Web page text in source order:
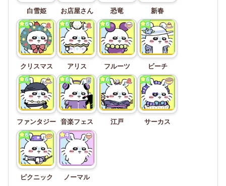
白雪姫 お店屋さん 恐竜 新春
クリスマス アリス フルーツ ビーチ
ファンタジー 音楽フェス 江戸 サーカス
ピクニック ノーマル